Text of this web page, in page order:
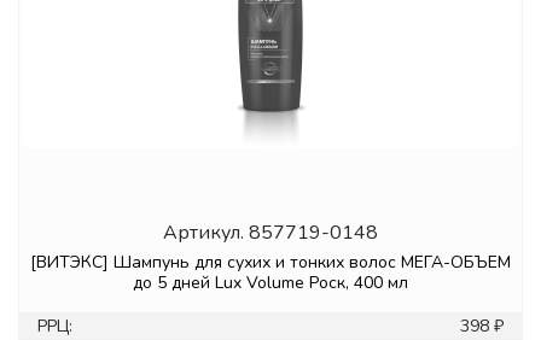
Артикул. 857719-0148
[ВИТЭКС] Шампунь для сухих и тонких волос МЕГА-ОБЪЕМ
до 5 дней Lux Volume Роск, 400 мл
РРЦ:
398 ₽